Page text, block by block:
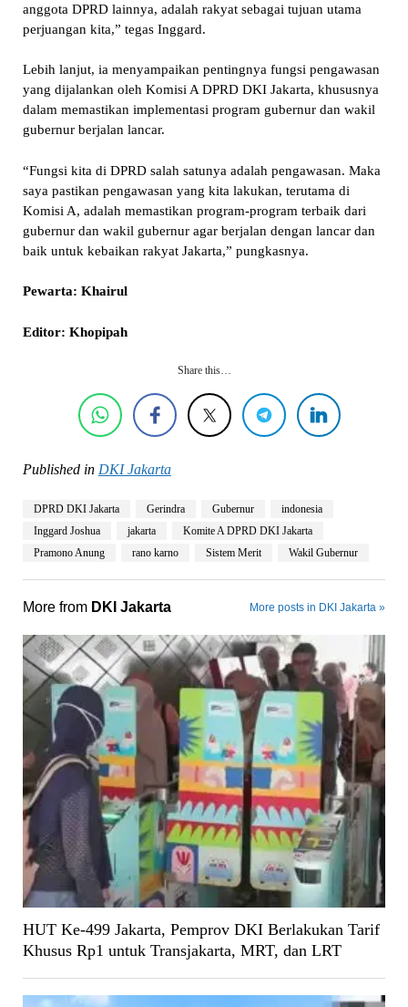
anggota DPRD lainnya, adalah rakyat sebagai tujuan utama
perjuangan kita,” tegas Inggard.
Lebih lanjut, ia menyampaikan pentingnya fungsi pengawasan
yang dijalankan oleh Komisi A DPRD DKI Jakarta, khususnya
dalam memastikan implementasi program gubernur dan wakil
gubernur berjalan lancar.
“Fungsi kita di DPRD salah satunya adalah pengawasan. Maka
saya pastikan pengawasan yang kita lakukan, terutama di
Komisi A, adalah memastikan program-program terbaik dari
gubernur dan wakil gubernur agar berjalan dengan lancar dan
baik untuk kebaikan rakyat Jakarta,” pungkasnya.
Pewarta: Khairul
Editor: Khopipah
Share this…
Published in DKI Jakarta
DPRD DKI Jakarta Gerindra Gubernur
indonesia
Inggard Joshua
jakarta
Komite A DPRD DKI Jakarta
Pramono Anung
rano karno Sistem Merit Wakil Gubernur
More from DKI Jakarta More posts in DKI Jakarta »
HUT Ke-499 Jakarta, Pemprov DKI Berlakukan Tarif
Khusus Rp1 untuk Transjakarta, MRT, dan LRT